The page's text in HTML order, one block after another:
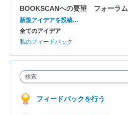
BOOKSCANへの要望 フォーラム
カ
テ
ゴ
新規アイデアを投稿…
全てのアイデア
私のフィードバック
検索
フィードバックを行う